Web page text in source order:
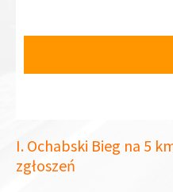
I. Ochabski Bieg na 5
zgłoszeń